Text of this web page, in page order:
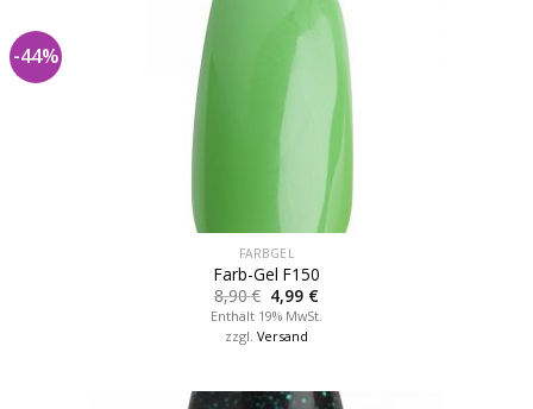
-44%
FARBGEL
Farb-Gel F150
8,90€ 4,99 €
Enthält 19% MwSt.
zzgl. Versand